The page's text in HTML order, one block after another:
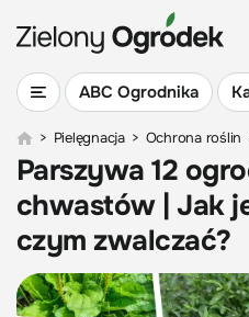
ABC Ogrodnika
> Pielęgnacja > Ochrona roślin
Parszywa 12
chwastów | Jak
czym zwalczać?